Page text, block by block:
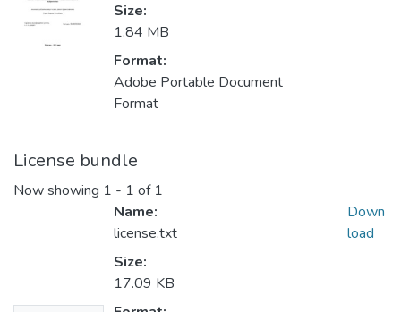
Size:
1.84 MB
Format:
Adobe Portable Document
Format
License bundle
Now showing 1 - 1 of 1
Name:
license.txt
Size:
17.09 KB
Down
load